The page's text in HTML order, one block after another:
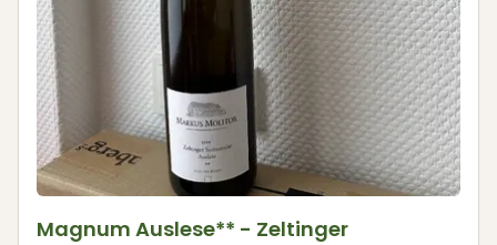
Magnum Auslese** - Zeltinger